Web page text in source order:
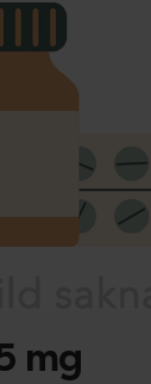
1 objekt.
mg